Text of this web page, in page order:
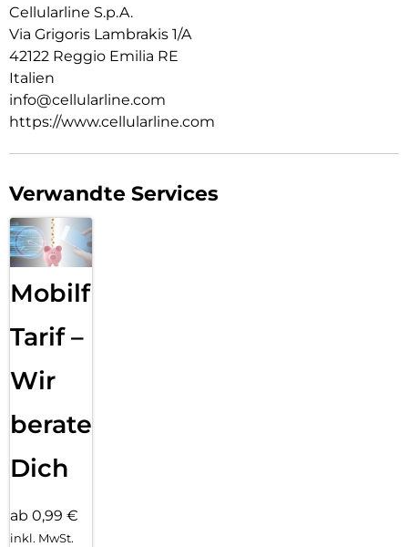
Cellularline S.p.A.
Via Grigoris Lambrakis 1/A
42122 Reggio Emilia RE
Italien
info@cellularline.com
https://www.cellularline.com
Verwandte Services
Mobilfunk
Tarif –
Wir
beraten
Dich
ab 0,99 €
inkl. MwSt.